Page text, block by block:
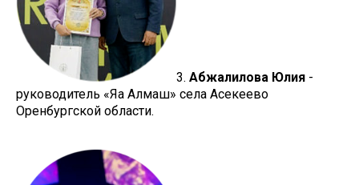
3. Абжалилова Юлия -
руководитель «Яңа Алмаш» села Асекеево
Оренбургской области.